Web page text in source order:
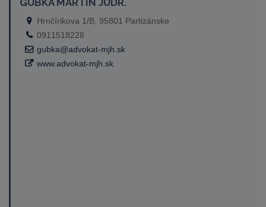
GUBKA MARTIN JUDR.
Hrnčírikova 1/B, 95801 Partizánske
0911518228
gubka@advokat-mjh.sk
www.advokat-mjh.sk